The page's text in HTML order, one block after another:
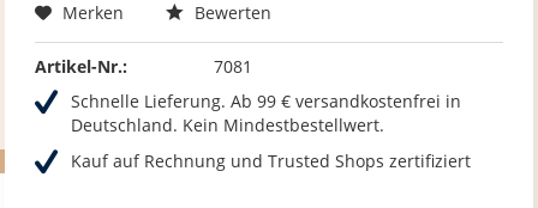
Merken Bewerten
Artikel-Nr.:
7081
Schnelle Lieferung. Ab 99 € versandkostenfrei in
Deutschland. Kein Mindestbestellwert.
Kauf auf Rechnung und Trusted Shops zertifiziert